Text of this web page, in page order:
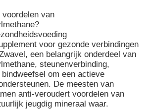
van
voor gezonde verbindingen
een belangrijk onderdeel van
steunenverbinding,
om een actieve
De meesten van
anti-veroudert voordelen van
jeugdig mineraal waar.